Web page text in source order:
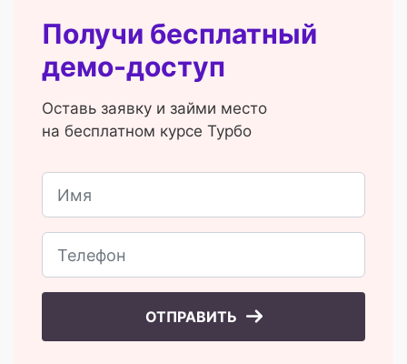
Получи бесплатный
демо-доступ
Оставь заявку и займи место
на бесплатном курсе Турбо
ОТПРАВИТЬ